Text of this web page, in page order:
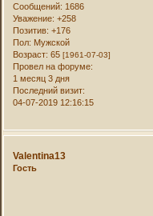
Сообщений: 1686
Уважение: +258
Позитив: +176
Пол: Мужской
Возраст: 65[1961-07-03]
Провел на форуме:
1 месяц 3 дня
Последний визит:
04-07-2019 12:16:15
Valentina13
Гость